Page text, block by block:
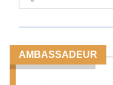
AMBASSADEUR